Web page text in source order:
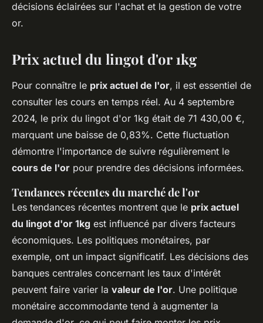
décisions éclairées sur l'achat et la gestion de votre
or.
Prix actuel du lingot d'or 1kg
Pour connaître le prix actuel de l'or, il est essentiel de
consulter les cours en temps réel. Au 4 septembre
2024, le prix du lingot d'or 1kg était de 71 430,00 €,
marquant une baisse de 0,83%. Cette fluctuation
démontre l'importance de suivre régulièrement le
cours de l'or pour prendre des décisions informées.
Tendances récentes du marché de l'or
Les tendances récentes montrent que le prix actuel
du lingot d'or 1kg est influencé par divers facteurs
économiques. Les politiques monétaires, par
exemple, ont un impact significatif. Les décisions des
banques centrales concernant les taux d'intérêt
peuvent faire varier la valeur de l'or. Une politique
monétaire accommodante tend à augmenter la